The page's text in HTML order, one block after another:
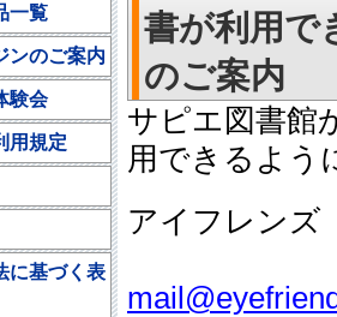
書が利用
のご案内
サピエ図書館
用できるよ
アイフレン
一覧
ンのご案内
験会
用規定
に基づく表